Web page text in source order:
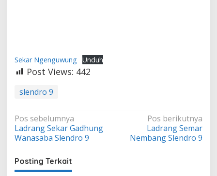
Sekar Ngenguwung Unduh
Post Views: 442
slendro 9
Navigasi
pos
Pos sebelumnya
Ladrang Sekar Gadhung
Wanasaba Slendro 9
Pos berikutnya
Ladrang Semar
Nembang Slendro 9
Posting Terkait